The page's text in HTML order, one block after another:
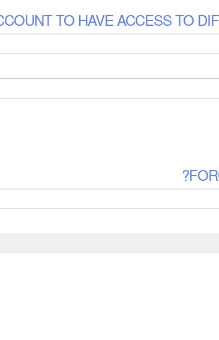
TO HAVE ACCESS TO